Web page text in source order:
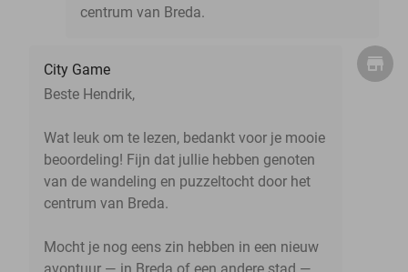
centrum van Breda.
City Game
Beste Hendrik,
Wat leuk om te lezen, bedankt voor je mooie
beoordeling! Fijn dat jullie hebben genoten
van de wandeling en puzzeltocht door het
centrum van Breda.
Mocht je nog eens zin hebben in een nieuw